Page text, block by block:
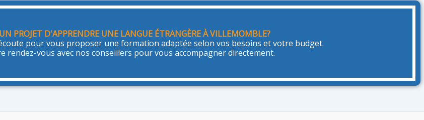
PROJET D'APPRENDRE UNE LANGUE ÉTRANGÈRE À VILLEMOMBLE?
pour vous proposer une formation adaptée selon vos besoins et votre budget.
rendez-vous avec nos conseillers pour vous accompagner directement.